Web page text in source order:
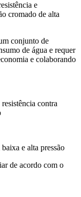
e
cromado de alta
conjunto de
de água e requer
e colaborando
contra
e alta pressão
de acordo com o